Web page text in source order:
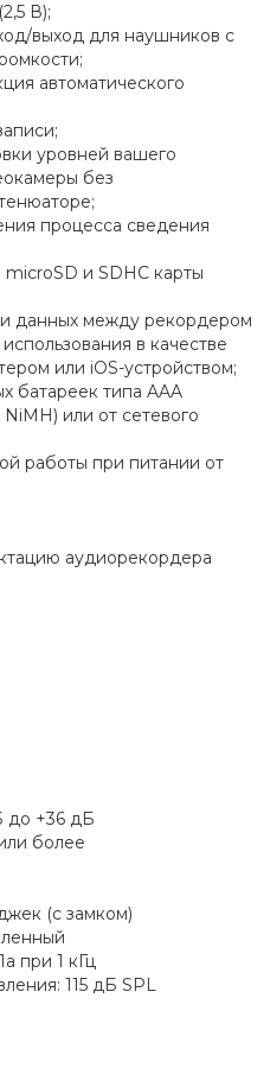
В);
выход для наушников с
автоматического
уровней вашего
без
процесса сведения
и SDHC карты
данных между рекордером
в качестве
или iOS-устройством;
батареек типа AAA
или от сетевого
работы при питании от
аудиорекордера
до +36 дБ
более
(с замком)
при 1 кГц
115 дБ SPL